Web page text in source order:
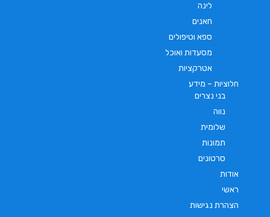
לינה
חאנים
ספא וטיפולים
מסעדות ואוכל
אטרקציות
חלוציות – מידע
בני נצרים
נווה
שלומית
תמונות
סרטונים
אודות
ראשי
הצהרת נגישות